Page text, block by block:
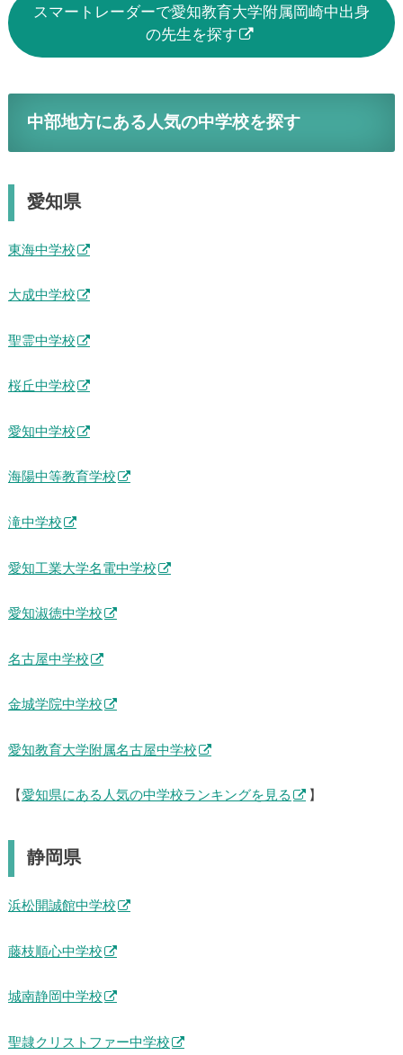
スマートレーダーで愛知教育大学附属岡崎中出身
の先生を探す
中部地方にある人気の中学校を探す
愛知県
東海中学校
大成中学校
聖霊中学校
桜丘中学校
愛知中学校
海陽中等教育学校
滝中学校
愛知工業大学名電中学校
愛知淑徳中学校
名古屋中学校
金城学院中学校
愛知教育大学附属名古屋中学校
【 愛知県にある人気の中学校ランキングを見る 】
静岡県
浜松開誠館中学校
藤枝順心中学校
城南静岡中学校
聖隷クリストファー中学校